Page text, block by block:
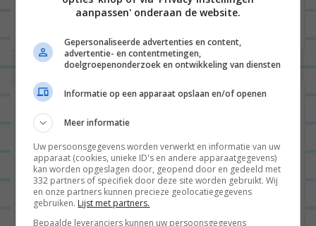
aanpassen' onderaan de website.
Gepersonaliseerde advertenties en content,
advertentie- en contentmetingen,
doelgroepenonderzoek en ontwikkeling van diensten
Informatie op een apparaat opslaan en/of openen
Meer informatie
Uw persoonsgegevens worden verwerkt en informatie van uw
apparaat (cookies, unieke ID's en andere apparaatgegevens)
kan worden opgeslagen door, geopend door en gedeeld met
332 partners of specifiek door deze site worden gebruikt. Wij
en onze partners kunnen precieze geolocatiegegevens
gebruiken. Lijst met partners.
Bepaalde leveranciers kunnen uw persoonsgegevens